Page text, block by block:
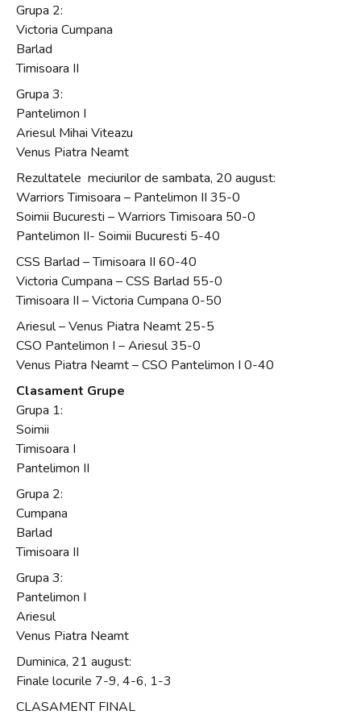
Grupa 2:
Victoria Cumpana
Barlad
Timisoara II
Grupa 3:
Pantelimon I
Ariesul Mihai Viteazu
Venus Piatra Neamt
Rezultatele meciurilor de sambata, 20 august:
Warriors Timisoara – Pantelimon II 35-0
Soimii Bucuresti – Warriors Timisoara 50-0
Pantelimon II- Soimii Bucuresti 5-40
CSS Barlad – Timisoara II 60-40
Victoria Cumpana – CSS Barlad 55-0
Timisoara II – Victoria Cumpana 0-50
Ariesul – Venus Piatra Neamt 25-5
CSO Pantelimon I – Ariesul 35-0
Venus Piatra Neamt – CSO Pantelimon I 0-40
Clasament Grupe
Grupa 1:
Soimii
Timisoara I
Pantelimon II
Grupa 2:
Cumpana
Barlad
Timisoara II
Grupa 3:
Pantelimon I
Ariesul
Venus Piatra Neamt
Duminica, 21 august:
Finale locurile 7-9, 4-6, 1-3
CLASAMENT FINAL